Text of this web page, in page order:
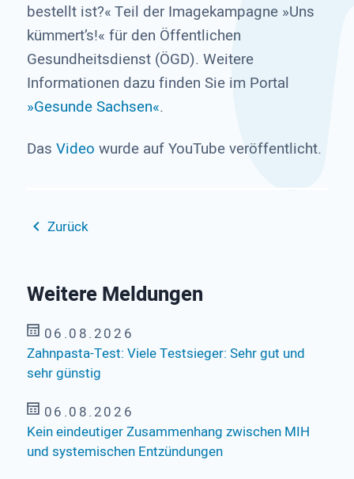
bestellt ist?« Teil der Imagekampagne »Uns
kümmert’s!« für den Öffentlichen
Gesundheitsdienst (ÖGD). Weitere
Informationen dazu finden Sie im Portal
»Gesunde Sachsen«.
Das Video wurde auf YouTube veröffentlicht.
Zurück
Weitere Meldungen
06.08.2026
Zahnpasta-Test: Viele Testsieger: Sehr gut und
sehr günstig
06.08.2026
Kein eindeutiger Zusammenhang zwischen MIH
und systemischen Entzündungen